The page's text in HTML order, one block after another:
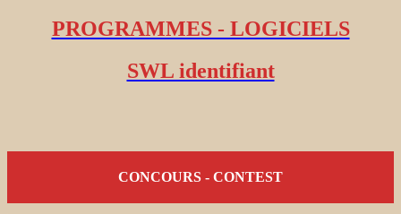
PROGRAMMES - LOGICIELS
SWL identifiant
CONCOURS - CONTEST